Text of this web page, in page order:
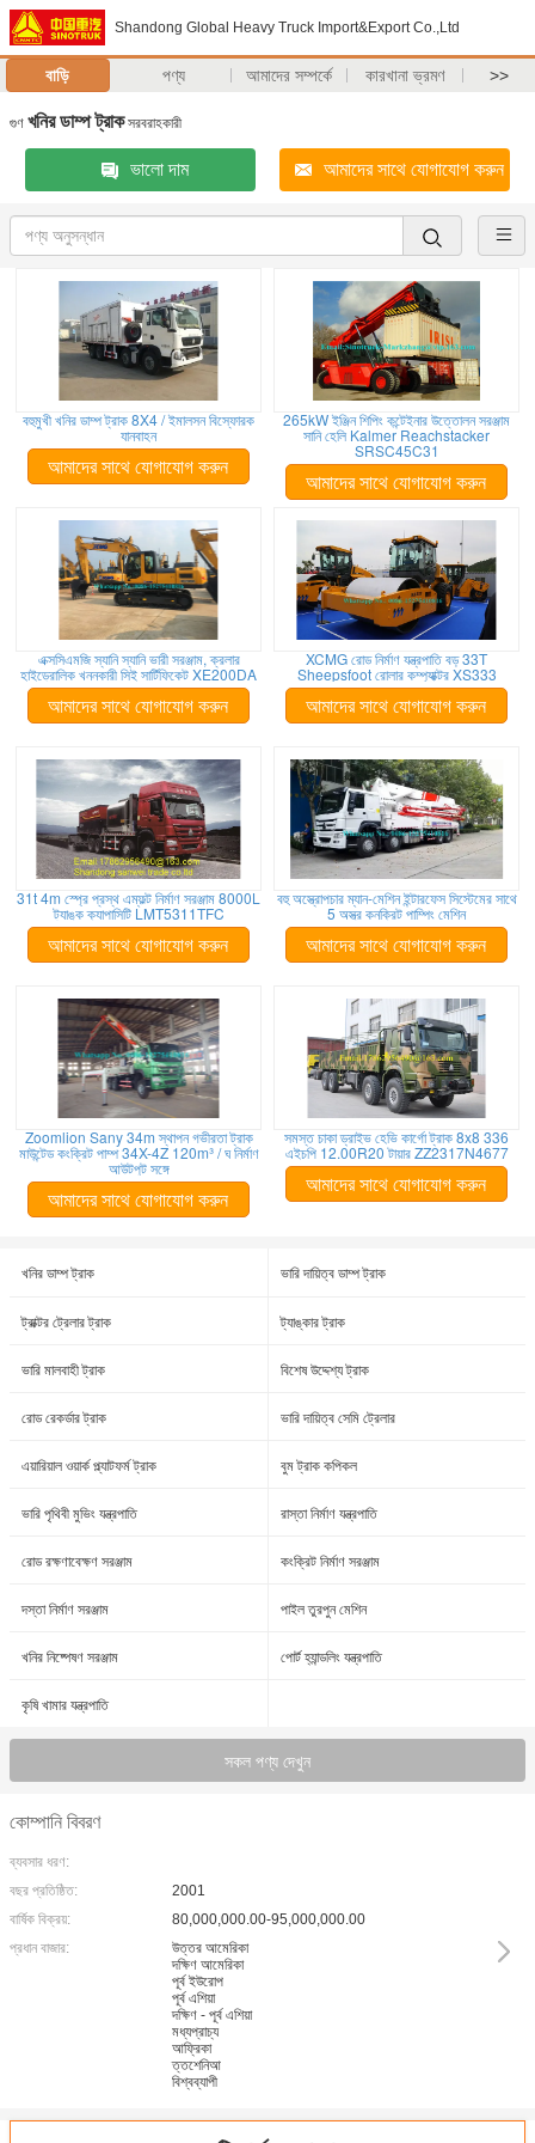
Shandong Global Heavy Truck Import&Export Co.,Ltd
বাড়ি পণ্য আমাদের সম্পর্কে কারখানা ভ্রমণ >>
গুণ খনির ডাম্প ট্রাকসরবরাহকারী
ভালো দাম আমাদের সাথে যোগাযোগ করুন
বহুমুখী খনির ডাম্প ট্রাক 8X4 / ইমালসন বিস্ফোরক
যানবাহন
আমাদের সাথে যোগাযোগ করুন
265kW ইঞ্জিন শিপিং কন্টেইনার উত্তোলন সরঞ্জাম
সানি হেলি Kalmer Reachstacker
SRSC45C31
আমাদের সাথে যোগাযোগ করুন
এক্সসিএমজি স্যানি স্যানি ভারী সরঞ্জাম, ক্রলার
হাইড্রোলিক খননকারী সিই সার্টিফিকেট XE200DA
আমাদের সাথে যোগাযোগ করুন
XCMG রোড নির্মাণ যন্ত্রপাতি বড় 33T
Sheepsfoot রোলার কম্প্যাক্টর XS333
আমাদের সাথে যোগাযোগ করুন
31t 4m স্প্রে প্রস্থ এম্ফল্ট নির্মাণ সরঞ্জাম 8000L
ট্যাঙ্ক ক্যাপাসিটি LMT5311TFC
আমাদের সাথে যোগাযোগ করুন
বহু অস্ত্রোপচার ম্যান-মেশিন ইন্টারফেস সিস্টেমের সাথে
5 অস্ত্র কনক্রিট পাম্পিং মেশিন
আমাদের সাথে যোগাযোগ করুন
Zoomlion Sany 34m স্থাপন গভীরতা ট্রাক
মাউন্টেড কংক্রিট পাম্প 34X-4Z 120m³ / ঘ নির্মাণ
আউটপুট সঙ্গে
আমাদের সাথে যোগাযোগ করুন
সমস্ত চাকা ড্রাইভ হেভি কার্গো ট্রাক 8x8 336
এইচপি 12.00R20 টায়ার ZZ2317N4677
আমাদের সাথে যোগাযোগ করুন
খনির ডাম্প ট্রাক ভারি দায়িত্ব ডাম্প ট্রাক
ট্রাক্টর ট্রেলার ট্রাক ট্যাঙ্কার ট্রাক
ভারি মালবাহী ট্রাক বিশেষ উদ্দেশ্য ট্রাক
রোড রেকর্ডার ট্রাক ভারি দায়িত্ব সেমি ট্রেলার
এয়ারিয়াল ওয়ার্ক প্ল্যাটফর্ম ট্রাক বুম ট্রাক কপিকল
ভারি পৃথিবী মুভিং যন্ত্রপাতি রাস্তা নির্মাণ যন্ত্রপাতি
রোড রক্ষণাবেক্ষণ সরঞ্জাম কংক্রিট নির্মাণ সরঞ্জাম
দস্তা নির্মাণ সরঞ্জাম পাইল তুরপুন মেশিন
খনির নিষ্পেষণ সরঞ্জাম পোর্ট হ্যান্ডলিং যন্ত্রপাতি
কৃষি খামার যন্ত্রপাতি
সকল পণ্য দেখুন
কোম্পানি বিবরণ
ব্যবসার ধরণ:
বছর প্রতিষ্ঠিত:
2001
বার্ষিক বিক্রয়:
80,000,000.00-95,000,000.00
প্রধান বাজার:
উত্তর আমেরিকা
দক্ষিণ আমেরিকা
পূর্ব ইউরোপ
পূর্ব এশিয়া
দক্ষিণ - পূর্ব এশিয়া
মধ্যপ্রাচ্য
আফ্রিকা
ত্তশেনিআ
বিশ্বব্যাপী